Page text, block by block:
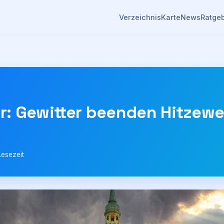
VerzeichnisKarteNews
Gewitter beenden